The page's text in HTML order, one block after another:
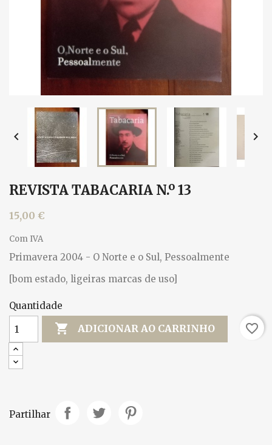
 
REVISTA TABACARIA N.º 13
15,00 €
Com IVA
Primavera 2004 - O Norte e o Sul, Pessoalmente
[bom estado, ligeiras marcas de uso]
Quantidade
 ADICIONAR AO CARRINHO favorite_border
Partilhar